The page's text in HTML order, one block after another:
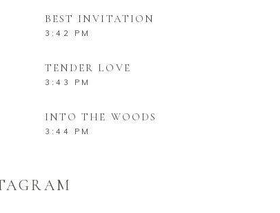
BEST INVITATION
3:42 PM
TENDER LOVE
3:43 PM
INTO THE WOODS
3:44 PM